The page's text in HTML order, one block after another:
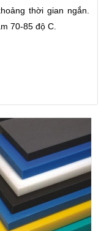
thời gian ngắn.
70-85 độ C.